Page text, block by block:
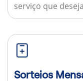
serviço que
Sorteios